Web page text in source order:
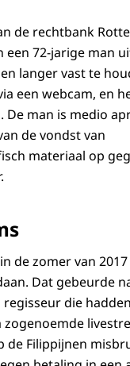
de rechtbank
een 72-jarige man
langer vast te
een webcam, en
De man is medio
de vondst van
materiaal op
de zomer van 2017
Dat gebeurde
die
de Filippijnen